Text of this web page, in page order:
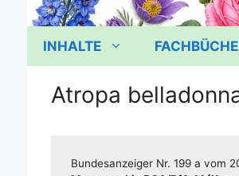
INHALTE
Atropa
Bun­des­an­zei­ger Nr. 199 a vom